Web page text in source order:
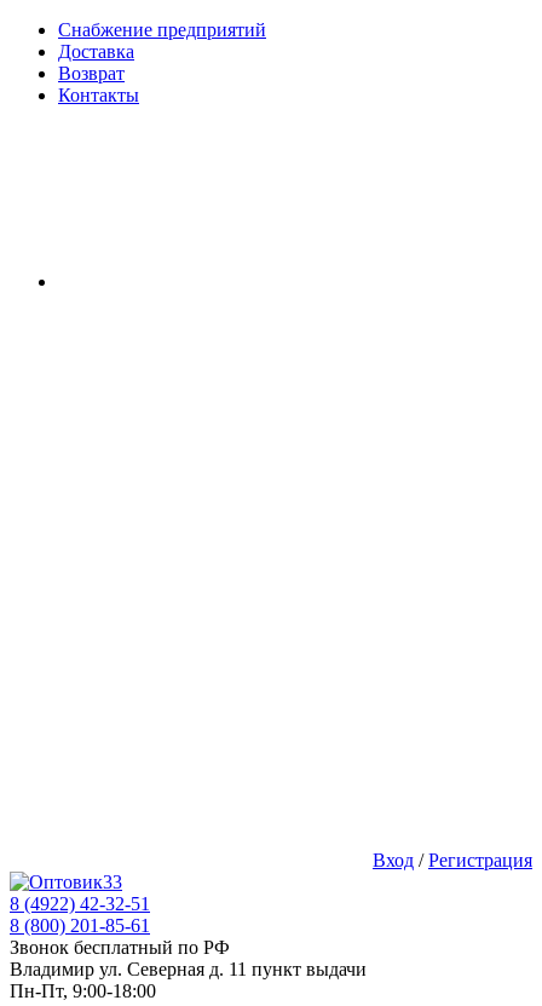
Снабжение предприятий
Доставка
Возврат
Контакты
Вход /Регистрация
8 (4922) 42-32-51
8 (800) 201-85-61
Звонок бесплатный по РФ
Владимир ул. Северная д. 11 пункт выдачи
Пн-Пт, 9:00-18:00